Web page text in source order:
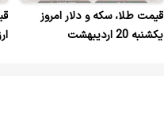
قیمت طلا، سکه و دلار امروز
یکشنبه 20 اردیبهشت